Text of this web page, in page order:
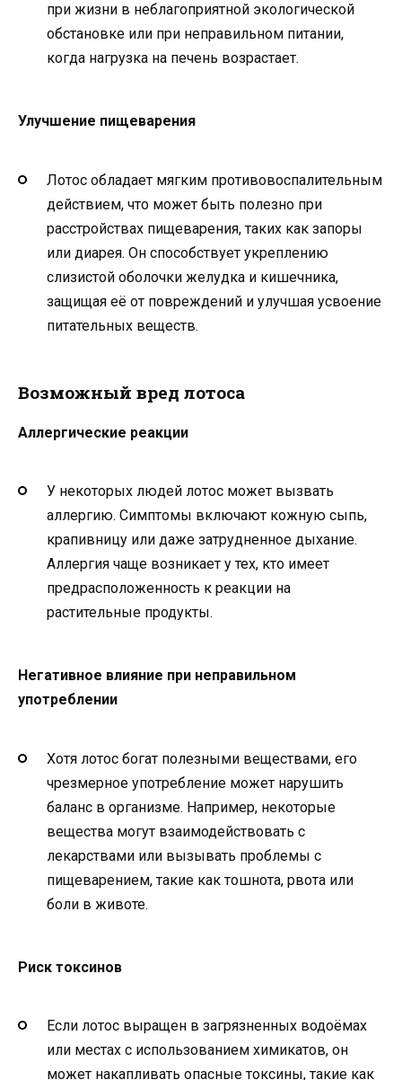
при жизни в неблагоприятной экологической
обстановке или при неправильном питании,
когда нагрузка на печень возрастает.
Улучшение пищеварения
Лотос обладает мягким противовоспалительным
действием, что может быть полезно при
расстройствах пищеварения, таких как запоры
или диарея. Он способствует укреплению
слизистой оболочки желудка и кишечника,
защищая её от повреждений и улучшая усвоение
питательных веществ.
Возможный вред лотоса
Аллергические реакции
У некоторых людей лотос может вызвать
аллергию. Симптомы включают кожную сыпь,
крапивницу или даже затрудненное дыхание.
Аллергия чаще возникает у тех, кто имеет
предрасположенность к реакции на
растительные продукты.
Негативное влияние при неправильном
употреблении
Хотя лотос богат полезными веществами, его
чрезмерное употребление может нарушить
баланс в организме. Например, некоторые
вещества могут взаимодействовать с
лекарствами или вызывать проблемы с
пищеварением, такие как тошнота, рвота или
боли в животе.
Риск токсинов
Если лотос выращен в загрязненных водоёмах
или местах с использованием химикатов, он
может накапливать опасные токсины, такие как